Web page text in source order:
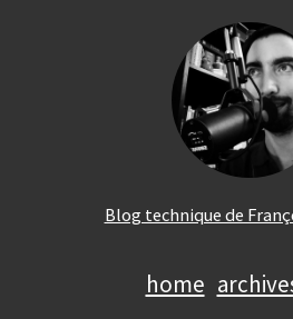
Blog technique de
home